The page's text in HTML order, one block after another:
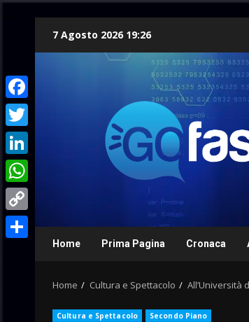
7 Agosto 2026 19:26
Home Prima Pagina Cronaca
Home Cultura e Spettacolo All’Università
Cultura e Spettacolo Secondo Piano
Facebook
Twitter
LinkedIn
WhatsApp
Copy